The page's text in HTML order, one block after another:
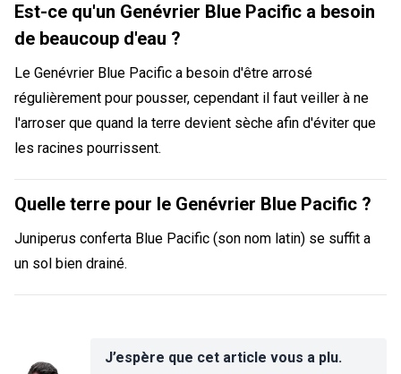
Est-ce qu'un Genévrier Blue Pacific a besoin
de beaucoup d'eau ?
Le Genévrier Blue Pacific a besoin d'être arrosé
régulièrement pour pousser, cependant il faut veiller à ne
l'arroser que quand la terre devient sèche afin d'éviter que
les racines pourrissent.
Quelle terre pour le Genévrier Blue Pacific ?
Juniperus conferta Blue Pacific (son nom latin) se suffit a
un sol bien drainé.
J’espère que cet article vous a plu.